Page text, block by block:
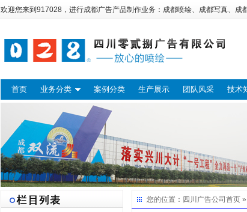
欢迎您来到917028，进行成都广告产品制作业务： 成都喷绘、 成都写真、 成
首页 业务分类 案例分类 生产展示 团队风采 技术
您的位置： 四川广告公司 首页 »